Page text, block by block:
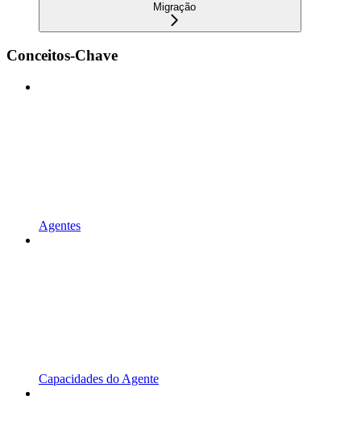
Migração
Conceitos-Chave
Agentes
Capacidades do Agente